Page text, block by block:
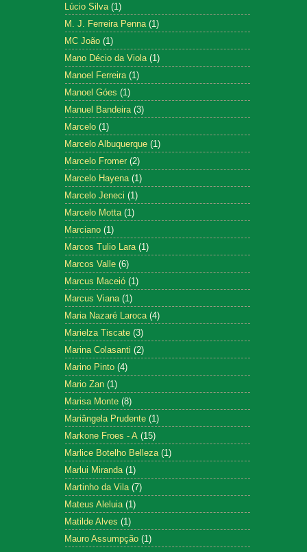
Lúcio Silva (1)
M. J. Ferreira Penna (1)
MC João (1)
Mano Décio da Viola (1)
Manoel Ferreira (1)
Manoel Góes (1)
Manuel Bandeira (3)
Marcelo (1)
Marcelo Albuquerque (1)
Marcelo Fromer (2)
Marcelo Hayena (1)
Marcelo Jeneci (1)
Marcelo Motta (1)
Marciano (1)
Marcos Tulio Lara (1)
Marcos Valle (6)
Marcus Maceió (1)
Marcus Viana (1)
Maria Nazaré Laroca (4)
Marielza Tiscate (3)
Marina Colasanti (2)
Marino Pinto (4)
Mario Zan (1)
Marisa Monte (8)
Mariângela Prudente (1)
Markone Froes - A (15)
Marlice Botelho Belleza (1)
Marlui Miranda (1)
Martinho da Vila (7)
Mateus Aleluia (1)
Matilde Alves (1)
Mauro Assumpção (1)